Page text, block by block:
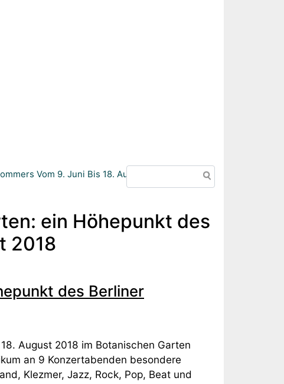
Vom 9. Juni Bis 18. August 2018
ein Höhepunkt des
2018
des Berliner
August 2018 im Botanischen Garten
an 9 Konzertabenden besondere
Klezmer, Jazz, Rock, Pop, Beat und